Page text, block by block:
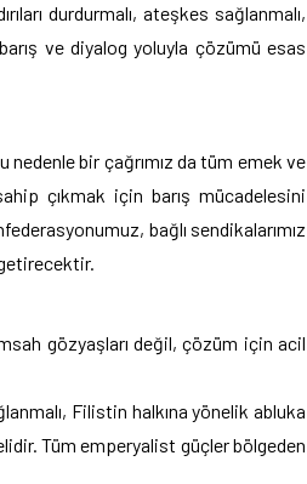
durdurmalı, ateşkes sağlanmalı,
ve diyalog yoluyla çözümü esas
nedenle bir çağrımız da tüm emek ve
çıkmak için barış mücadelesini
bağlı sendikalarımız
gözyaşları değil, çözüm için acil
Filistin halkına yönelik abluka
Tüm emperyalist güçler bölgeden